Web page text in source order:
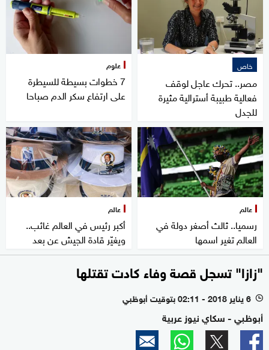
خاص
مصر.. تحرك عاجل لوقف
فعالية طبيبة أسترالية مثيرة
للجدل
علوم
7 خطوات بسيطة للسيطرة
على ارتفاع سكر الدم صباحا
عالم
رسميا.. ثالث أصغر دولة في
العالم تغير اسمها
عالم
أكبر رئيس في العالم غائب..
ويغيّر قادة الجيش عن بعد
"زازا" تسجل قصة وفاء كادت تقتلها
l 6 يناير 2018 - 02:11 بتوقيت أبوظبي
أبوظبي - سكاي نيوز عربية